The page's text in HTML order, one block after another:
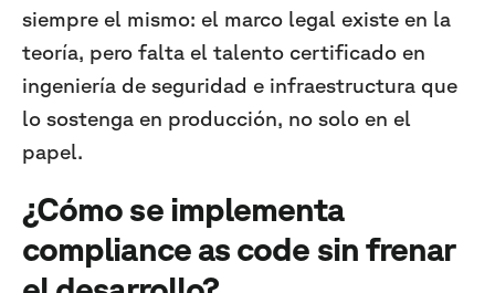
siempre el mismo: el marco legal existe en la
teoría, pero falta el talento certificado en
ingeniería de seguridad e infraestructura que
lo sostenga en producción, no solo en el
papel.
¿Cómo se implementa
compliance as code sin frenar